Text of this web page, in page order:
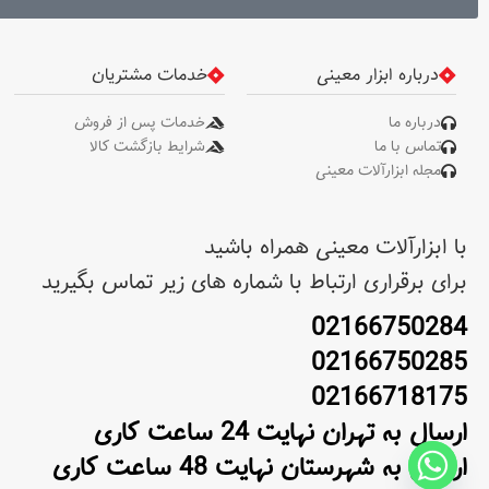
درباره ابزار معینی
درباره ما
تماس با ما
مجله ابزارآلات معینی
خدمات مشتریان
خدمات پس از فروش
شرایط بازگشت کالا
با ابزارآلات معینی همراه باشید
برای برقراری ارتباط با شماره های زیر تماس بگیرید
02166750284
02166750285
02166718175
ارسال به تهران نهایت 24 ساعت کاری
ارسال به شهرستان نهایت 48 ساعت کاری